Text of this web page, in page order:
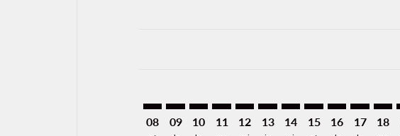
08 09 10 11 12 13 14 15 16 17 18